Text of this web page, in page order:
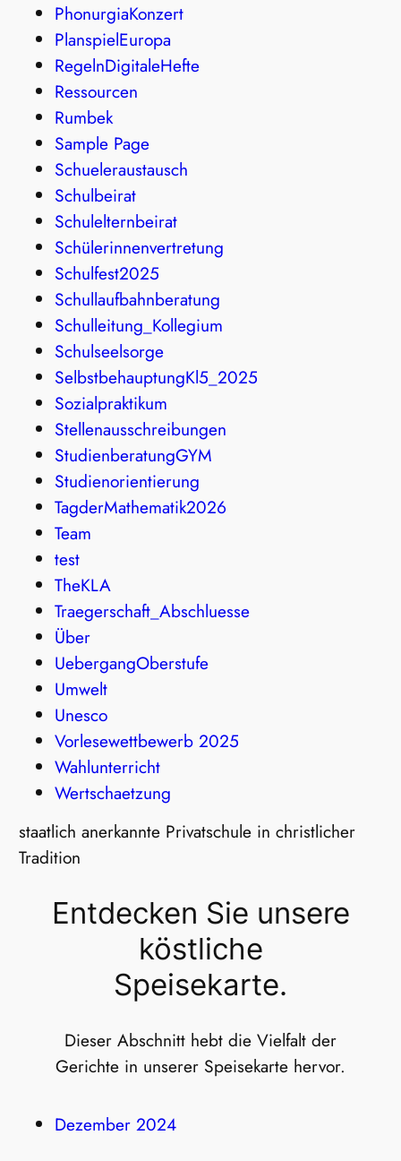
PhonurgiaKonzert
PlanspielEuropa
RegelnDigitaleHefte
Ressourcen
Rumbek
Sample Page
Schueleraustausch
Schulbeirat
Schulelternbeirat
Schülerinnenvertretung
Schulfest2025
Schullaufbahnberatung
Schulleitung_Kollegium
Schulseelsorge
SelbstbehauptungKl5_2025
Sozialpraktikum
Stellenausschreibungen
StudienberatungGYM
Studienorientierung
TagderMathematik2026
Team
test
TheKLA
Traegerschaft_Abschluesse
Über
UebergangOberstufe
Umwelt
Unesco
Vorlesewettbewerb 2025
Wahlunterricht
Wertschaetzung
staatlich anerkannte Privatschule in christlicher
Tradition
Entdecken Sie unsere
köstliche
Speisekarte.
Dieser Abschnitt hebt die Vielfalt der
Gerichte in unserer Speisekarte hervor.
Dezember 2024